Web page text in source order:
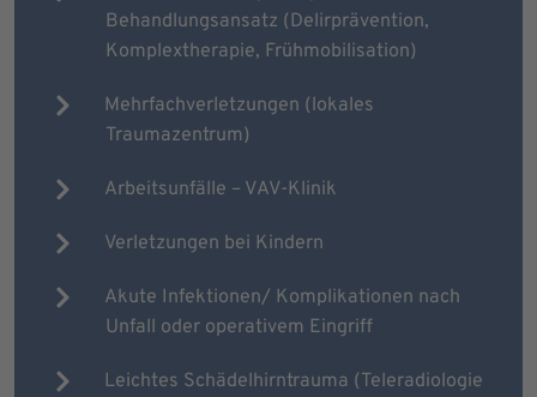
Behandlungsansatz (Delirprävention,
Komplextherapie, Frühmobilisation)
Mehrfachverletzungen (lokales
Traumazentrum)
Arbeitsunfälle – VAV-Klinik
Verletzungen bei Kindern
Akute Infektionen/ Komplikationen nach
Unfall oder operativem Eingriff
Leichtes Schädelhirntrauma (Teleradiologie